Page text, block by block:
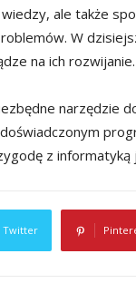
ale także
W
na ich rozwijanie.
narzędzie
z informatyką
Twitter